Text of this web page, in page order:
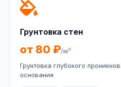
Грунтовка стен
от 80 ₽/м²
Грунтовка глубокого
основания